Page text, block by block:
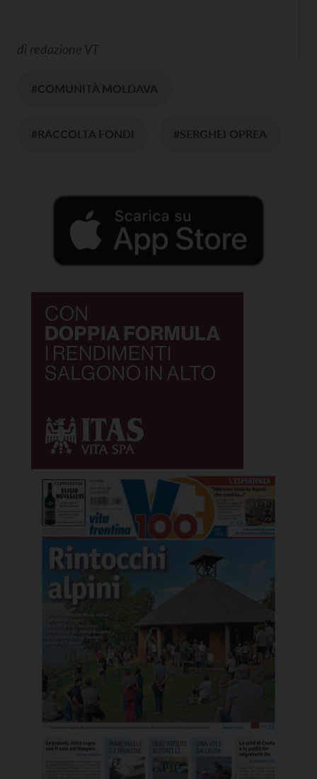
di redazione VT
#COMUNITÀ MOLDAVA
#RACCOLTA FONDI #SERGHEI OPREA